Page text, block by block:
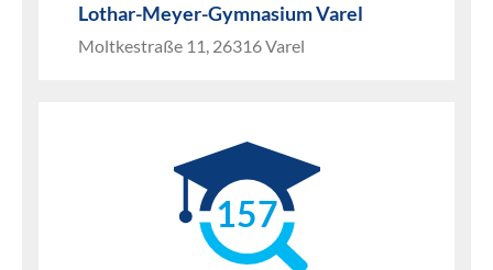
Lothar-Meyer-Gymnasium Varel
Moltkestraße 11, 26316 Varel
157